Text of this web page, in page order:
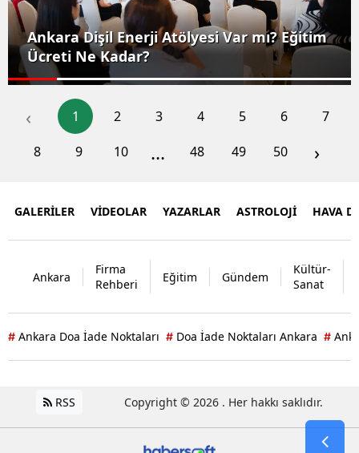
Ankara Dişil Enerji Atölyesi Var mı? Eğitim
Ücreti Ne Kadar?
‹ 1 2 3 4 5 6
7
8
9 10 ... 48 49 50 ›
GALERİLER VİDEOLAR YAZARLAR ASTROLOJİ HAVA
Ankara
Firma
Rehberi
Eğitim Gündem
Kültür-
Sanat
# Ankara Doa İade Noktaları # Doa İade Noktaları Ankara #
RSS Copyright © 2026 . Her hakkı saklıdır.